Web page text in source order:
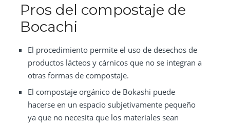
Pros del compostaje de
Bocachi
El procedimiento permite el uso de desechos de
productos lácteos y cárnicos que no se integran a
otras formas de compostaje.
El compostaje orgánico de Bokashi puede
hacerse en un espacio subjetivamente pequeño
ya que no necesita que los materiales sean